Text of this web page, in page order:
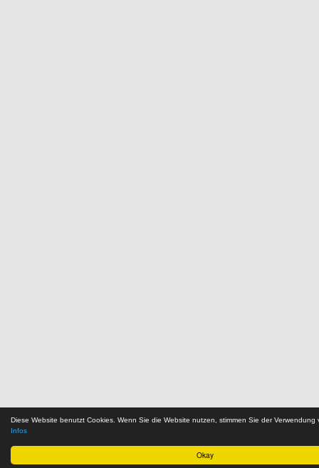
Okay
Diese Website benutzt Cookies. Wenn Sie die Website nutzen, stimmen Sie der
Infos